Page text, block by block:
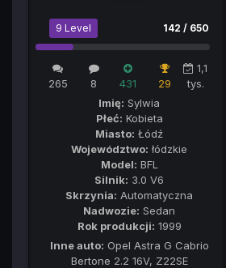
9 Level 142 / 650
265 8 431 29
1,1
tys.
Imię: Sylwia
Płeć: Kobieta
Miasto: Łódź
Województwo: łódzkie
Model: BFL
Silnik: 3.0 V6
Skrzynia: Automatyczna
Nadwozie: Sedan
Rok produkcji: 1999
Inne auto: Opel Astra G Cabrio
Bertone 2.2 16V, Z22SE